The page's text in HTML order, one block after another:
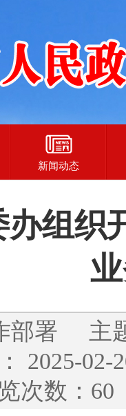
新闻动态
组织
部署 主
02-
览次数：